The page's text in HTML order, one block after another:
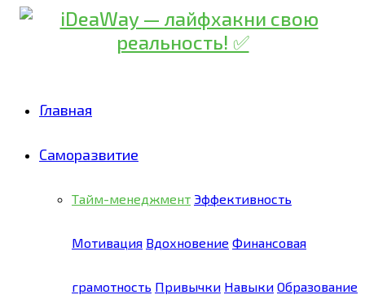
Главная
Саморазвитие
Тайм-менеджмент Эффективность
Мотивация Вдохновение Финансовая
грамотность Привычки Навыки Образование